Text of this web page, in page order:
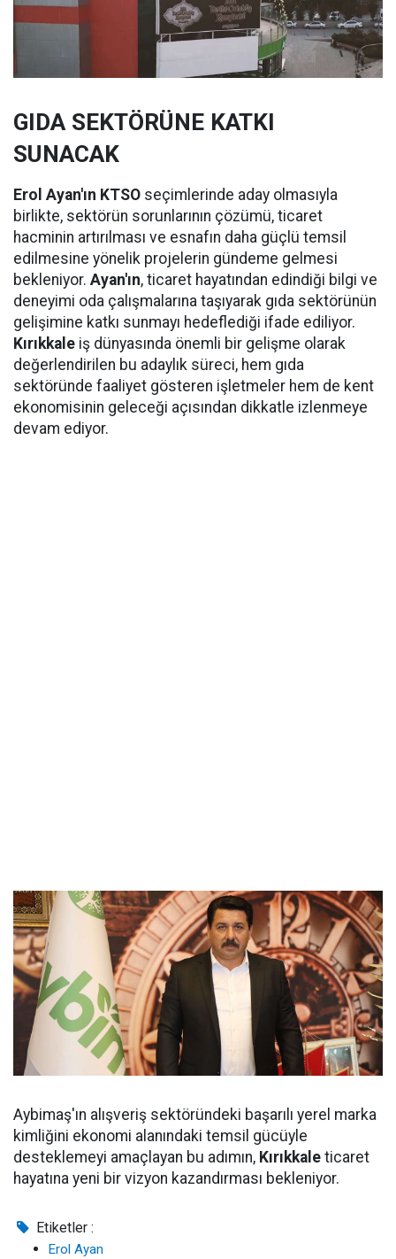
GIDA SEKTÖRÜNE KATKI
SUNACAK
Erol Ayan'ın KTSO seçimlerinde aday olmasıyla
birlikte, sektörün sorunlarının çözümü, ticaret
hacminin artırılması ve esnafın daha güçlü temsil
edilmesine yönelik projelerin gündeme gelmesi
bekleniyor. Ayan'ın, ticaret hayatından edindiği bilgi ve
deneyimi oda çalışmalarına taşıyarak gıda sektörünün
gelişimine katkı sunmayı hedeflediği ifade ediliyor.
Kırıkkale iş dünyasında önemli bir gelişme olarak
değerlendirilen bu adaylık süreci, hem gıda
sektöründe faaliyet gösteren işletmeler hem de kent
ekonomisinin geleceği açısından dikkatle izlenmeye
devam ediyor.
Aybimaş'ın alışveriş sektöründeki başarılı yerel marka
kimliğini ekonomi alanındaki temsil gücüyle
desteklemeyi amaçlayan bu adımın, Kırıkkale ticaret
hayatına yeni bir vizyon kazandırması bekleniyor.
Etiketler :
Erol Ayan